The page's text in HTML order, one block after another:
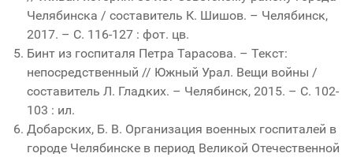
Челябинска / составитель К. Шишов. – Челябинск,
2017. – С. 116-127 : фот. цв.
Бинт из госпиталя Петра Тарасова. – Текст:
непосредственный // Южный Урал. Вещи войны /
составитель Л. Гладких. – Челябинск, 2015. – С. 102-
103 : ил.
Добарских, Б. В. Организация военных госпиталей в
городе Челябинске в период Великой Отечественной